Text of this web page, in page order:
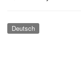
Deutsch